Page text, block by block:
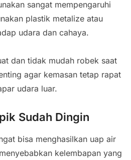
sangat mempengaruhi
plastik metalize atau
udara dan cahaya.
dan tidak mudah robek saat
agar kemasan tetap rapat
udara luar.
Sudah Dingin
bisa menghasilkan uap air
kelembapan yang